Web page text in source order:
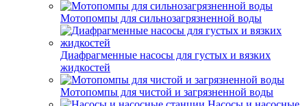
Мотопомпы для сильнозагрязненной воды
Диафрагменные насосы для густых и вязких
жидкостей
Мотопомпы для чистой и загрязненной воды